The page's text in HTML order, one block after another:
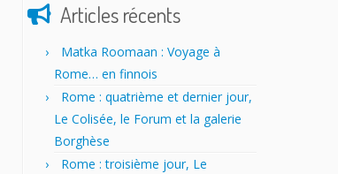
Articles récents
Matka Roomaan : Voyage à
Rome… en finnois
Rome : quatrième et dernier jour,
Le Colisée, le Forum et la galerie
Borghèse
Rome : troisième jour, Le